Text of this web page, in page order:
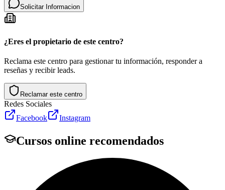
Solicitar Informacion
¿Eres el propietario de este centro?
Reclama este centro para gestionar tu información, responder a
reseñas y recibir leads.
Reclamar este centro
Redes Sociales
Facebook
Instagram
Cursos online recomendados